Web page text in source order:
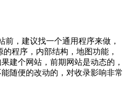
，建议找一个通用程序来做，
程序，内部结构，地图功能，
建个网站，前期网站是动态的，
随便的改动的，对收录影响非常